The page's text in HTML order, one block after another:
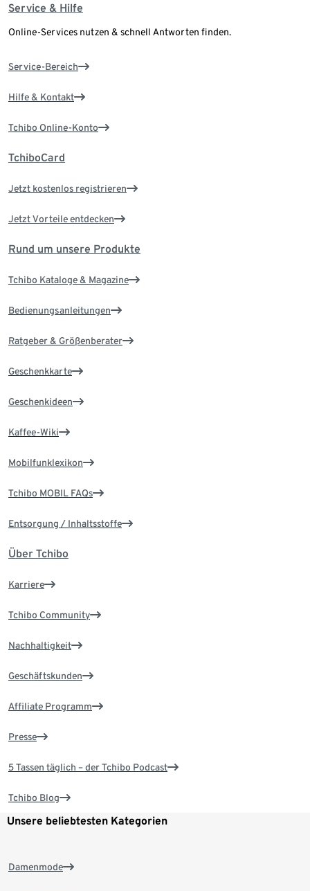
Service & Hilfe
Online-Services nutzen & schnell Antworten finden.
Service-Bereich
Hilfe & Kontakt
Tchibo Online-Konto
TchiboCard
Jetzt kostenlos registrieren
Jetzt Vorteile entdecken
Rund um unsere Produkte
Tchibo Kataloge & Magazine
Bedienungsanleitungen
Ratgeber & Größenberater
Geschenkkarte
Geschenkideen
Kaffee-Wiki
Mobilfunklexikon
Tchibo MOBIL FAQs
Entsorgung / Inhaltsstoffe
Über Tchibo
Karriere
Tchibo Community
Nachhaltigkeit
Geschäftskunden
Affiliate Programm
Presse
5 Tassen täglich – der Tchibo Podcast
Tchibo Blog
Unsere beliebtesten Kategorien
Damenmode